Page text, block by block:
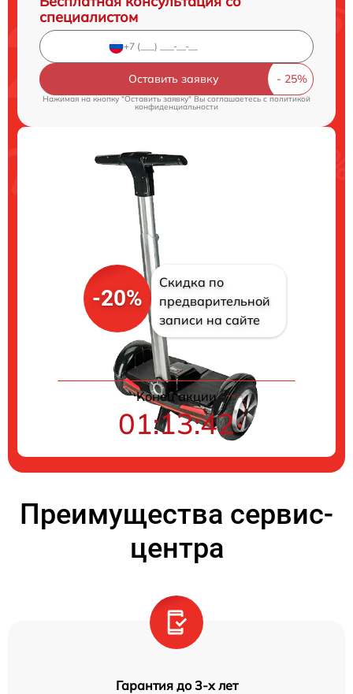
специалистом
Оставить заявку
Нажимая на кнопку "Оставить заявку" Вы соглашаетесь cполитикой
конфиденциальности
-20%
Скидка по
предварительной
записи на сайте
Конец акции
01:13:42
Преимущества сервис-
центра
Гарантия до 3-х лет